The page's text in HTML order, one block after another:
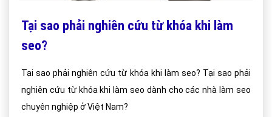
Tại sao phải nghiên cứu từ khóa khi làm
seo?
Tại sao phải nghiên cứu từ khóa khi làm seo? Tại sao phải
nghiên cứu từ khóa khi làm seo dành cho các nhà làm seo
chuyên nghiệp ở Việt Nam?